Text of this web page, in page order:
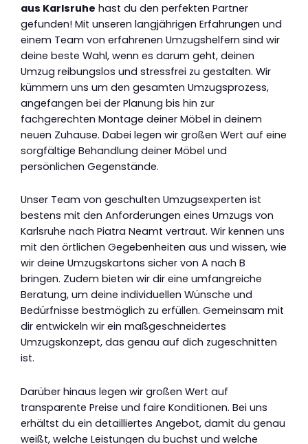
aus Karlsruhe hast du den perfekten Partner
gefunden! Mit unseren langjährigen Erfahrungen und
einem Team von erfahrenen Umzugshelfern sind wir
deine beste Wahl, wenn es darum geht, deinen
Umzug reibungslos und stressfrei zu gestalten. Wir
kümmern uns um den gesamten Umzugsprozess,
angefangen bei der Planung bis hin zur
fachgerechten Montage deiner Möbel in deinem
neuen Zuhause. Dabei legen wir großen Wert auf eine
sorgfältige Behandlung deiner Möbel und
persönlichen Gegenstände.
Unser Team von geschulten Umzugsexperten ist
bestens mit den Anforderungen eines Umzugs von
Karlsruhe nach Piatra Neamt vertraut. Wir kennen uns
mit den örtlichen Gegebenheiten aus und wissen, wie
wir deine Umzugskartons sicher von A nach B
bringen. Zudem bieten wir dir eine umfangreiche
Beratung, um deine individuellen Wünsche und
Bedürfnisse bestmöglich zu erfüllen. Gemeinsam mit
dir entwickeln wir ein maßgeschneidertes
Umzugskonzept, das genau auf dich zugeschnitten
ist.
Darüber hinaus legen wir großen Wert auf
transparente Preise und faire Konditionen. Bei uns
erhältst du ein detailliertes Angebot, damit du genau
weißt, welche Leistungen du buchst und welche